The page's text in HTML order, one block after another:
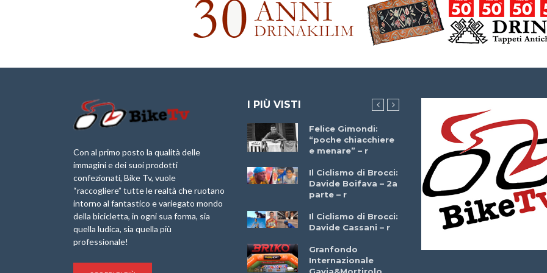
Con al primo posto la qualità delle
immagini e dei suoi prodotti
confezionati, Bike Tv, vuole
“raccogliere” tutte le realtà che ruotano
intorno al fantastico e variegato mondo
della bicicletta, in ogni sua forma, sia
quella ludica, sia quella più
professionale!
I PIÙ VISTI
Briko Torino – 11
Maggio 2025 – r
Minerva Edizioni e
Giancarlo Brocci
per “Bartali l’Ultimo
Marathon 2025”
IX Ed. “Tra
Borghi&Castelli” –
Anteprima
1a Edizione
Granfondo
Felice Gimondi:
“poche chiacchiere
e menare” – r
Il Ciclismo di Brocci:
Davide Boifava – 2a
parte – r
Il Ciclismo di Brocci:
Davide Cassani – r
Granfondo
Internazionale
Brocci Incontra
Giuseppe Martinelli
– r
Che cos’è il
triathlon? Con
Simone Diamantini
– r
Marzo 2025 –